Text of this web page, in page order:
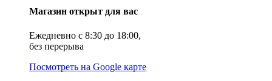
Магазин открыт для вас
Ежедневно с 8:30 до 18:00,
без перерыва
Посмотреть на Google карте